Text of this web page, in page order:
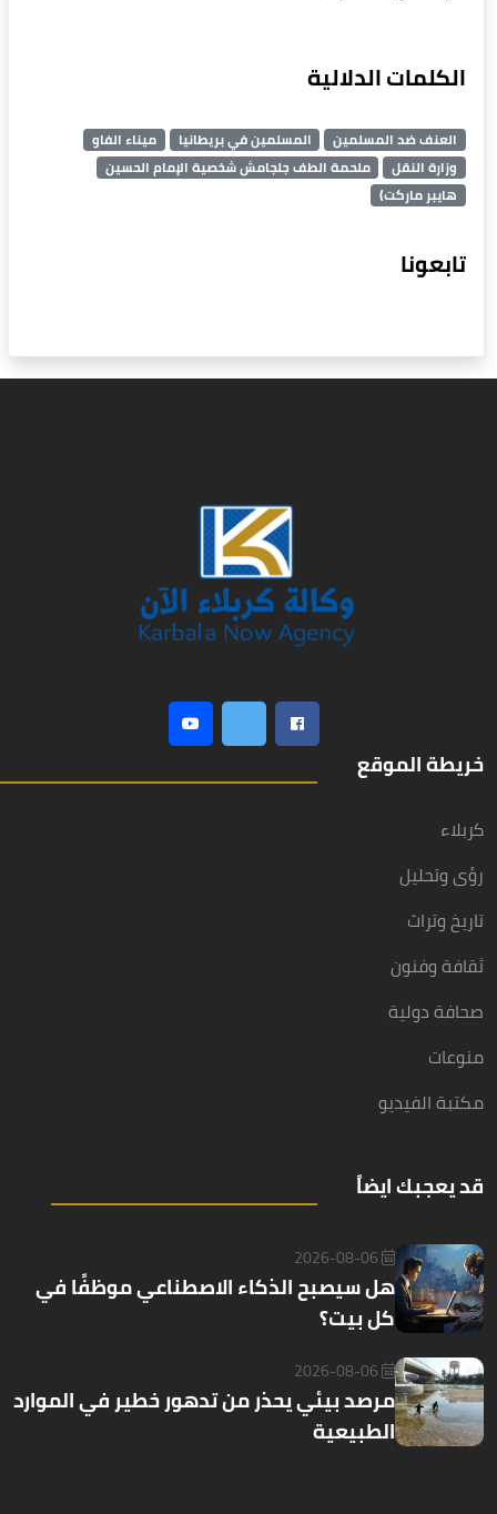
الكلمات الدلالية
العنف ضد المسلمين المسلمين في بريطانيا
ميناء الفاو
وزارة النقل
ملحمة الطف جلجامش شخصية الإمام الحسين
هايبر ماركت)
تابعونا
خريطة الموقع
كربلاء
رؤى وتحليل
تاريخ وتراث
ثقافة وفنون
صحافة دولية
منوعات
مكتبة الفيديو
قد يعجبك ايضاً
2026-08-06
هل سيصبح الذكاء الاصطناعي موظفًا في
كل بيت؟
2026-08-06
مرصد بيئي يحذر من تدهور خطير في الموارد
الطبيعية